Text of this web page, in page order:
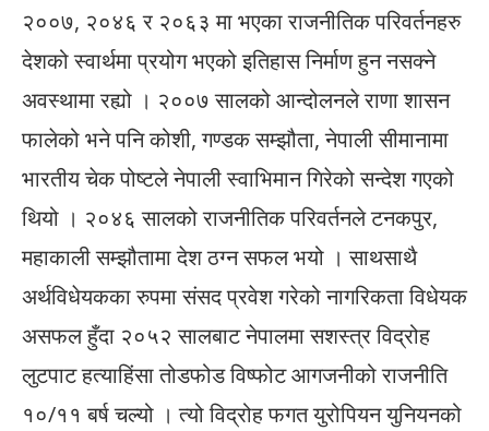
२००७, २०४६ र २०६३ मा भएका राजनीतिक परिवर्तनहरु
देशको स्वार्थमा प्रयोग भएको इतिहास निर्माण हुन नसक्ने
अवस्थामा रह्यो । २००७ सालको आन्दोलनले राणा शासन
फालेको भने पनि कोशी, गण्डक सम्झौता, नेपाली सीमानामा
भारतीय चेक पोष्टले नेपाली स्वाभिमान गिरेको सन्देश गएको
थियो । २०४६ सालको राजनीतिक परिवर्तनले टनकपुर,
महाकाली सम्झौतामा देश ठग्न सफल भयो । साथसाथै
अर्थविधेयकका रुपमा संसद प्रवेश गरेको नागरिकता विधेयक
असफल हुँदा २०५२ सालबाट नेपालमा सशस्त्र विद्रोह
लुटपाट हत्याहिंसा तोडफोड विष्फोट आगजनीको राजनीति
१०/११ बर्ष चल्यो । त्यो विद्रोह फगत युरोपियन युनियनको